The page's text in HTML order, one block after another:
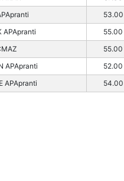
53.00
APApranti 55.00
55.00
APApranti 52.00
APApranti 54.00